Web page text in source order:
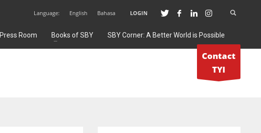
Language: English Bahasa LOGIN
Press Room Books of SBY SBY Corner: A Better World is Possible
Contact
TYI